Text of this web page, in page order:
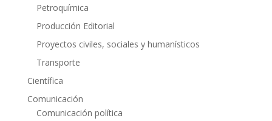
Petroquímica
Producción Editorial
Proyectos civiles, sociales y humanísticos
Transporte
Científica
Comunicación
Comunicación política